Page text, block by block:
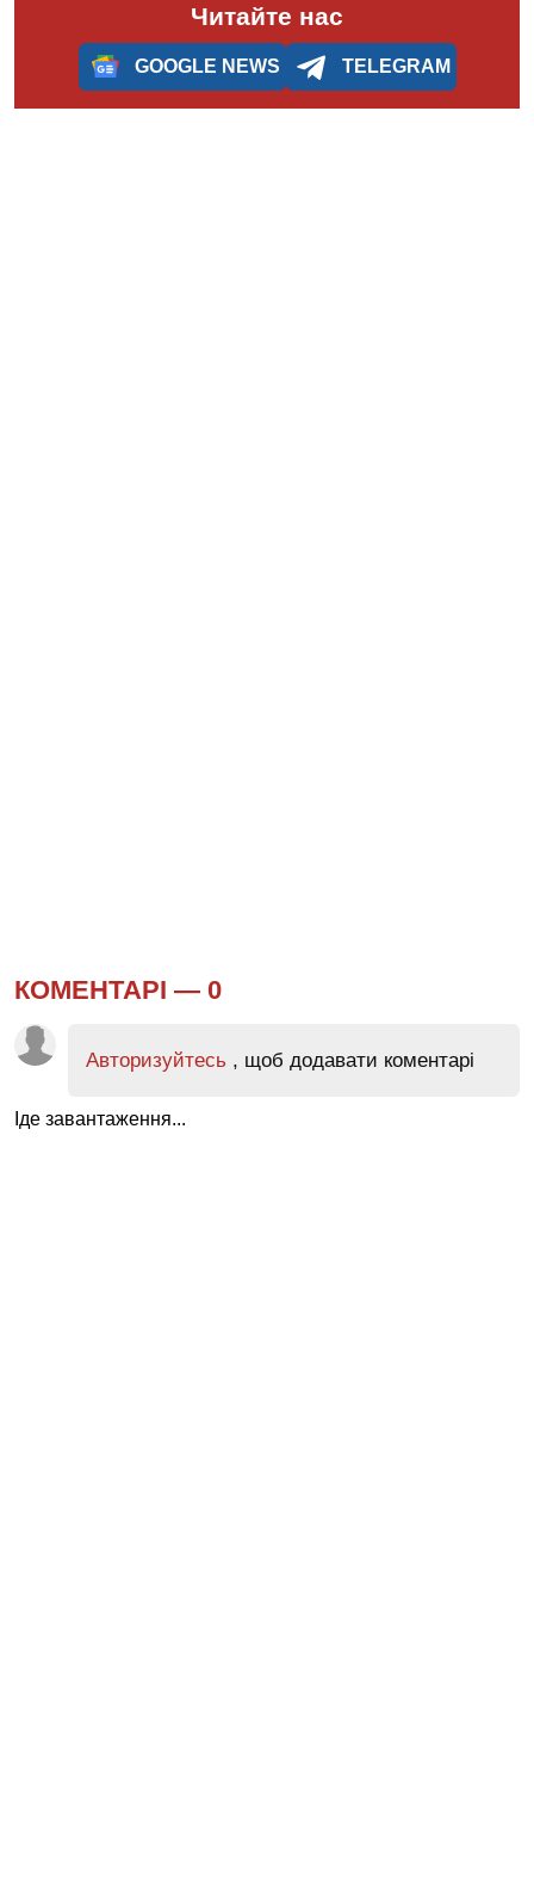
Читайте нас
GOOGLE NEWS TELEGRAM
КОМЕНТАРІ — 0
Авторизуйтесь , щоб додавати коментарі
Іде завантаження...